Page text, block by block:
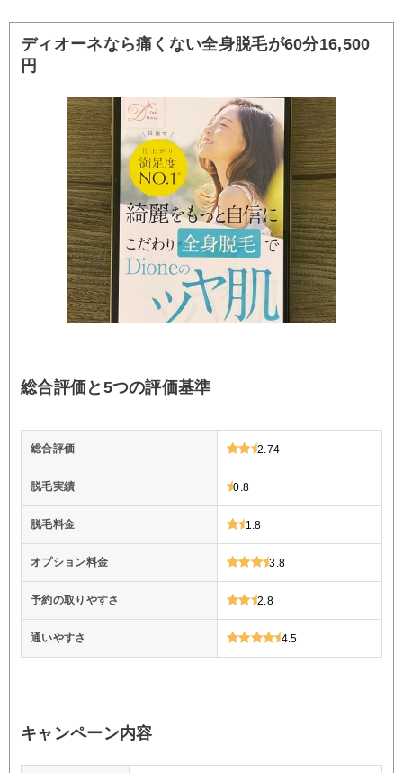
ディオーネなら痛くない全身脱毛が60分16,500
円
総合評価と5つの評価基準
総合評価 2.74
脱毛実績 0.8
脱毛料金 1.8
オプション料金 3.8
予約の取りやすさ 2.8
通いやすさ 4.5
キャンペーン内容